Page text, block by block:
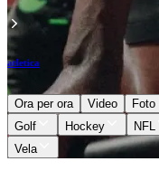
atletica
Ora per ora Video Foto
Golf
Hockey NFL
Vela